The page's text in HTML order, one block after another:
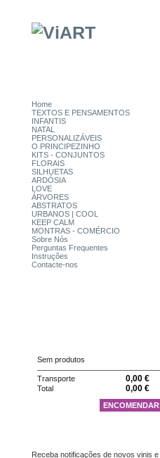
Home
TEXTOS E PENSAMENTOS
INFANTIS
NATAL
PERSONALIZÁVEIS
O PRINCIPEZINHO
KITS - CONJUNTOS
FLORAIS
SILHUETAS
ARDÓSIA
LOVE
ÁRVORES
ABSTRATOS
URBANOS | COOL
KEEP CALM
MONTRAS - COMÉRCIO
Sobre Nós
Perguntas Frequentes
Instruções
Contacte-nos
Sem produtos
Transporte 0,00 €
Total 0,00 €
ENCOMENDAR
Receba notificações de novos vinis e